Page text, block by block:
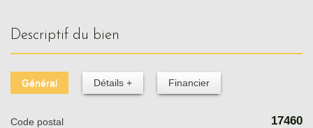
descriptif du bien
Général Détails + Financier
Code postal 17460